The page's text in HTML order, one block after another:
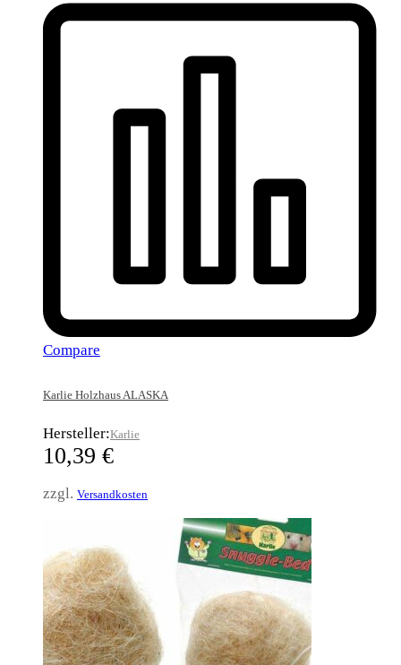
Compare
Karlie Holzhaus ALASKA
Hersteller:Karlie
10,39 €
zzgl. Versandkosten